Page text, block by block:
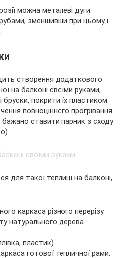
можна металеві дуги
зменшивши при цьому і
створення додаткового
на балконі своїми руками,
бруски, покрити їх пластиком
повноцінного прогрівання
бажано ставити парник з сходу
для такої теплиці на балконі,
каркаса різного перерізу.
натурального дерева.
пластик).
готової тепличної рами.